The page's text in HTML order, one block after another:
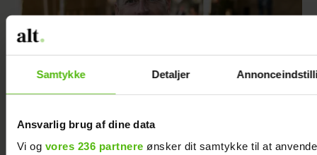
Samtykke Detaljer
Ansvarlig brug af dine data
Vi og vores 236 partnere ønsker dit samtykke til at